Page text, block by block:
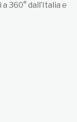
360° dall’Italia e